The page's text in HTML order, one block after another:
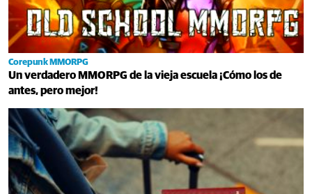
Corepunk MMORPG
Un verdadero MMORPG de la vieja escuela ¡Cómo los de
antes, pero mejor!